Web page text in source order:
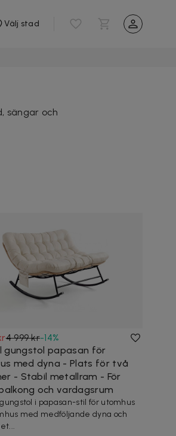
Välj stad
sängar och
4 999 kr-14%
gungstol papasan för
med dyna - Plats för två
- Stabil metallram - För
och vardagsrum
i papasan-stil för utomhus
med medföljande dyna och